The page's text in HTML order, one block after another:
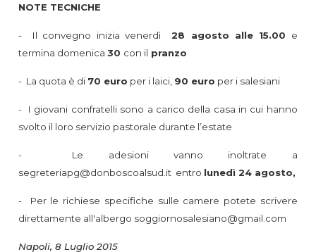
NOTE TECNICHE
- Il convegno inizia venerdì28 agosto alle 15.00 e
termina domenica30 con il pranzo
- La quota è di 70 euro per i laici, 90 euro per i salesiani
- I giovani confratelli sono a carico della casa in cui hanno
svolto il loro servizio pastorale durante l’estate
- Le adesioni vanno inoltrate a
segreteriapg@donboscoalsud.it entro lunedì 24 agosto,
- Per le richiese specifiche sulle camere potete scrivere
direttamente all'albergo soggiornosalesiano@gmail.com
Napoli, 8 Luglio 2015